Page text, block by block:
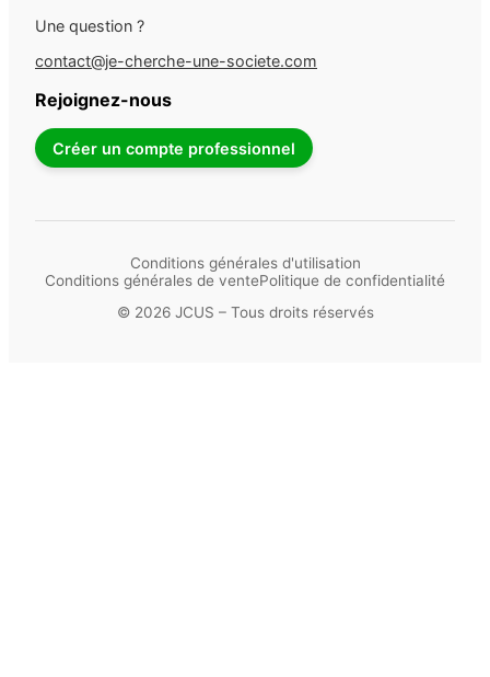
Une question ?
contact@je-cherche-une-societe.com
Rejoignez-nous
Créer un compte professionnel
Conditions générales d'utilisation
Conditions générales de ventePolitique de confidentialité
© 2026 JCUS – Tous droits réservés